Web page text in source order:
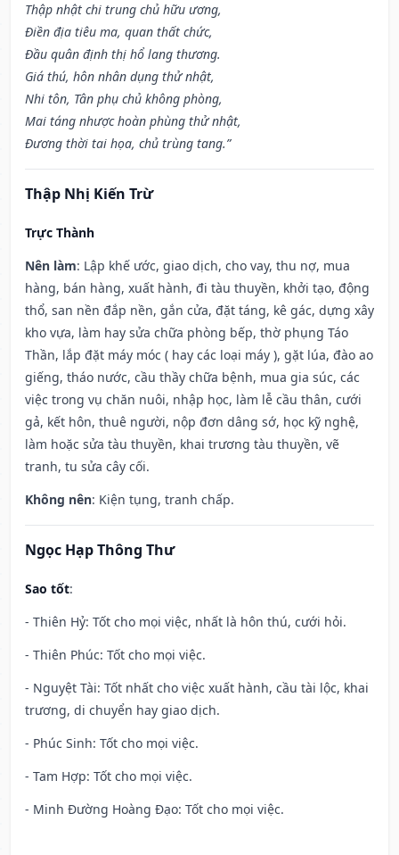
Thập nhật chi trung chủ hữu ương,
Điền địa tiêu ma, quan thất chức,
Đầu quân định thị hổ lang thương.
Giá thú, hôn nhân dụng thử nhật,
Nhi tôn, Tân phụ chủ không phòng,
Mai táng nhược hoàn phùng thử nhật,
Đương thời tai họa, chủ trùng tang.”
Thập Nhị Kiến Trừ
Trực Thành
Nên làm: Lập khế ước, giao dịch, cho vay, thu nợ, mua
hàng, bán hàng, xuất hành, đi tàu thuyền, khởi tạo, động
thổ, san nền đắp nền, gắn cửa, đặt táng, kê gác, dựng xây
kho vựa, làm hay sửa chữa phòng bếp, thờ phụng Táo
Thần, lắp đặt máy móc ( hay các loại máy ), gặt lúa, đào ao
giếng, tháo nước, cầu thầy chữa bệnh, mua gia súc, các
việc trong vụ chăn nuôi, nhập học, làm lễ cầu thân, cưới
gả, kết hôn, thuê người, nộp đơn dâng sớ, học kỹ nghệ,
làm hoặc sửa tàu thuyền, khai trương tàu thuyền, vẽ
tranh, tu sửa cây cối.
Không nên: Kiện tụng, tranh chấp.
Ngọc Hạp Thông Thư
Sao tốt:
- Thiên Hỷ: Tốt cho mọi việc, nhất là hôn thú, cưới hỏi.
- Thiên Phúc: Tốt cho mọi việc.
- Nguyệt Tài: Tốt nhất cho việc xuất hành, cầu tài lộc, khai
trương, di chuyển hay giao dịch.
- Phúc Sinh: Tốt cho mọi việc.
- Tam Hợp: Tốt cho mọi việc.
- Minh Đường Hoàng Đạo: Tốt cho mọi việc.